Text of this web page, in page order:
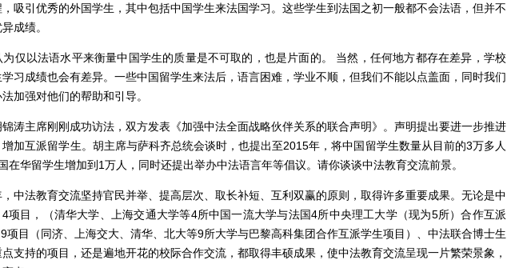
吸引优秀的外国学生，其中包括中国学生来法国学习。这些学生到法国之初一般都不会法语，但并不
成绩。
以法语水平来衡量中国学生的质量是不可取的，也是片面的。 当然，任何地方都存在差异，学校
习成绩也会有差异。一些中国留学生来法后，语言困难，学业不顺，但我们不能以点盖面，同时我们
加强对他们的帮助和引导。
主席刚刚成功访法，双方发表《加强中法全面战略伙伴关系的联合声明》。声明提出要进一步推进
加互派留学生。胡主席与萨科齐总统会谈时，也提出至2015年，将中国留学生数量从目前的3万多人
在华留学生增加到1万人，同时还提出举办中法语言年等倡议。请你谈谈中法教育交流前景。
法教育交流坚持官民并举、提高层次、取长补短、互利双赢的原则，取得许多重要成果。无论是中
项目，（清华大学、上海交通大学等4所中国一流大学与法国4所中央理工大学（现为5所）合作互派
项目（同济、上海交大、清华、北大等9所大学与巴黎高科集团合作互派学生项目）、中法联合博士生
支持的项目，还是遍地开花的校际合作交流，都取得丰硕成果，使中法教育交流呈现一片繁荣景象，